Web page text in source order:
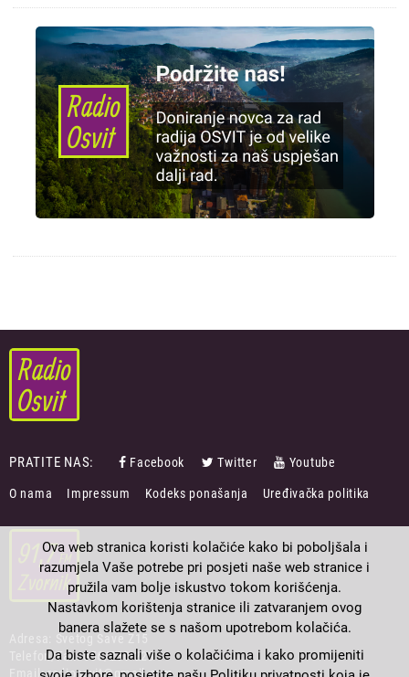
PRATITE NAS: Facebook Twitter Youtube
FOOTER
MENU
O nama Impressum Kodeks ponašanja Uređivačka politika
Telefon/Fax: 056/230-223
Email: radioosvit@gmail.com
Ova web stranica koristi kolačiće kako bi poboljšala i
razumjela Vaše potrebe pri posjeti naše web stranice i
pružila vam bolje iskustvo tokom korišćenja.
Nastavkom korištenja stranice ili zatvaranjem ovog
banera slažete se s našom upotrebom kolačića.
Da biste saznali više o kolačićima i kako promijeniti